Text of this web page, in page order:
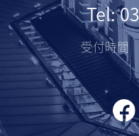
Tel:
受付時間